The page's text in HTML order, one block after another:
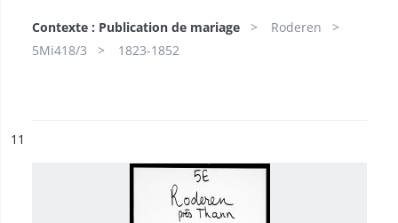
Contexte : Publication de mariage
Roderen
5Mi418/3
1823-1852
n°
11